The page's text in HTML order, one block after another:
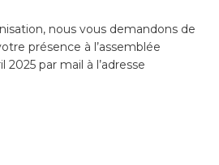
nous vous demandons de
présence à l’assemblée
2025 par mail à l’adresse